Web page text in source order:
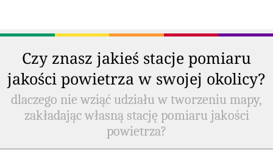
Czy znasz jakieś stacje pomiaru
jakości powietrza w swojej okolicy?
dlaczego nie wziąć udziału w tworzeniu mapy,
zakładając własną stację pomiaru jakości
powietrza?